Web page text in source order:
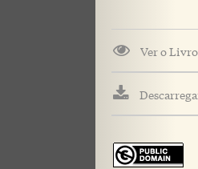
Ver o Livro